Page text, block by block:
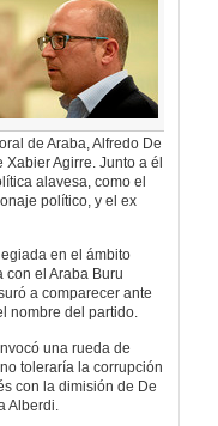
de Araba, Alfredo De
Agirre. Junto a él
alavesa, como el
político, y el ex
en el ámbito
el Araba Buru
a comparecer ante
nombre del partido.
una rueda de
toleraría la corrupción
con la dimisión de De
Alberdi.